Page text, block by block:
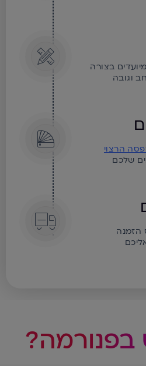
בצורה
וגובה
הרצוי
שלכם
הזמנה